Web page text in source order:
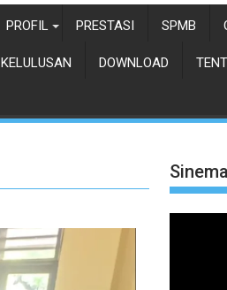
PROFIL PRESTASI SPMB
KELULUSAN DOWNLOAD